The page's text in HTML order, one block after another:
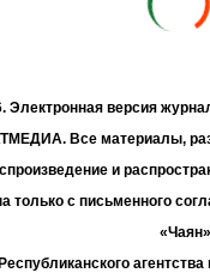
Электронная версия
Все материалы,
и
только с письменного